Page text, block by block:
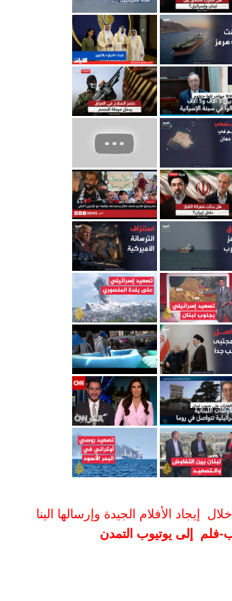
إيجاد الأفلام الجيدة وإرسالها الينا
فلم إلى يوتيوب التمدن